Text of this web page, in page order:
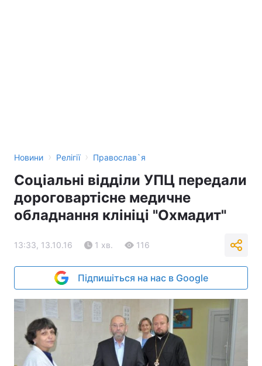
Новини › Релігії › Православ`я
Соціальні відділи УПЦ передали
дороговартісне медичне
обладнання клініці "Охмадит"
13:33, 13.10.16 1 хв. 116
Підпишіться на нас в Google